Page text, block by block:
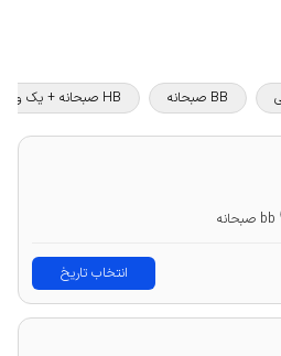
BB صبحانه HB صبحانه + یک وعده غذا
bb صبحانه
انتخاب تاریخ